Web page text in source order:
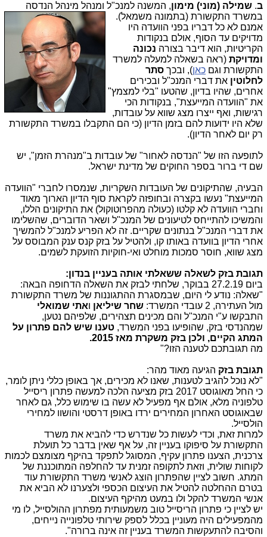
ב. שמילה (מוני) מימון, המשנה למנכ"ל ומנהל מינהל הנדסה
במשרד התקשורת (בתמונה משמאל).
אמנם לא כל דבריו בפני הוועדה היו
מדויקים עד הסוף, אולם בנקודות
הקריטיות, הוא דיבר בצורה נכונה
ומדויקת (ראה בשאלה למעלה למשרד
התקשורת וגם כאן), ובכך סתר
לחלוטין את דברי המנכ"ל ובכירים
אחרים, שהיו בדיון, שהטעו "בלי למצמץ"
את "הוועדה המייעצת", בנקודות הכי
רגישות, ואף ייצרו מצג שווא על עובדות,
שלא היו ידועות להם בזמן הדיון (כי הם התקבלו במשרד התקשורת
רק יום לאחר הדיון).
לתופעה הזו של "הנדסה לאחור" של עובדות ב"מנהרת הזמן", יש
שם די ברור בספר החוקים של מדינת ישראל.
הבעיה, שהתיקונים של העובדות השקריות, שנמסרו לחברי "הוועדה
המייעצת" נעשו בקצרה ובחופזה לקראת סוף הדיון הארוך מאוד
וחברי הוועדה לא קלטו (כעולה מהפרוטוקול) את התיקונים הללו,
והמשיכו להתייחס לטיעונים של המנכ"ל ושאר הדוברים, שהשלימו
את דברי המנכ"ל בנתונים שקריים. זה לא הפריע למנכ"ל להמשיך
אחרי הדיון בוועדה באותו קו, ולהטיל על בזק קנס ענק המבוסס על
מצג שווא, חוסר סמכות מוחלט ואי-חוקיות הזועקת לשמים.
תגובת בזק לשאלה ששאלתי אותה בעניין בנדון:
ביום 27.2.19 בבוקר, שלחתי לבזק את השאלה הדחופה הבאה:
"שאלה: נודע לי היום, שבמסגרת ההתגוננות של משרד התקשורת
מול העתירה, 2 עובדי המשרד:
שחר שיליאן ואתי שמואלי
התבקשו ע"י המנכ"ל והם מכינים תצהירים, שלפיהם נטען,
שמהנדסי בזק, שהופיעו בפני המשרד, טענו שיש להם פתרון על
המתג הקיים, ולכן בזק משקרת מאז 2015.
מה תגובתכם לטענה הזו?"
תגובת בזק הגיעה מאוד מהר:
"לא נוכל להגיב לטענות, שאנו לא מכירים, אך באופן כללי ניתן לומר,
כי החל מאוגוסט 2017 בזק מציעה הלכה למעשה פתרון ריסייל
טלפוניה מלא, אולם אף מפעיל לא עשה בו שימוש כלל, גם לאחר
שבאוגוסט האחרון המחירים ירדו באופן דרסטי והושוו למחירי
הולסייל.
למרות זאת, וכדי לעשות כל שנדרש כדי להביא את משרד
התקשורת על סיפוקו בעניין זה, על אף שאין בדבר כל תועלת
צרכנית, הצענו פתרון עקיף, המסוגל לתפקד בהיקף מצומצם לכמות
לקוחות שולית, וזאת לתקופה זמנית עד להחלפה המתוכננת של
המתג. חשוב לציין שהפתרון הוצג לאנשי משרד התקשורת עוד
בטרם ההחלטה להטיל את העיצום הכספי ולצערנו לא הביא את
אנשי המשרד להקל ולו במעט מהיקף העיצום.
יש לציין כי פתרון הריסייל טוב משמעותית מפתרון ההולסייל, לו מי
מהמפעילים היה מעוניין בכלל לספק שירותי טלפונייה נייחים,
והסיבה להתעקשות המשרד בעניין זה אינה ברורה".